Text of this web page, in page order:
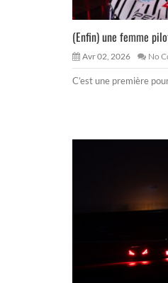
(Enfin) une femme
Avr 02, 2026 No
C’est une première